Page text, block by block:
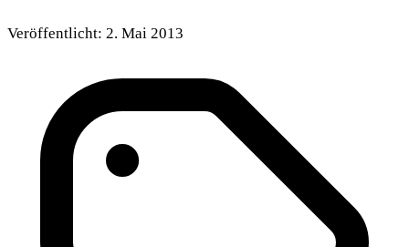
Veröffentlicht: 2. Mai 2013